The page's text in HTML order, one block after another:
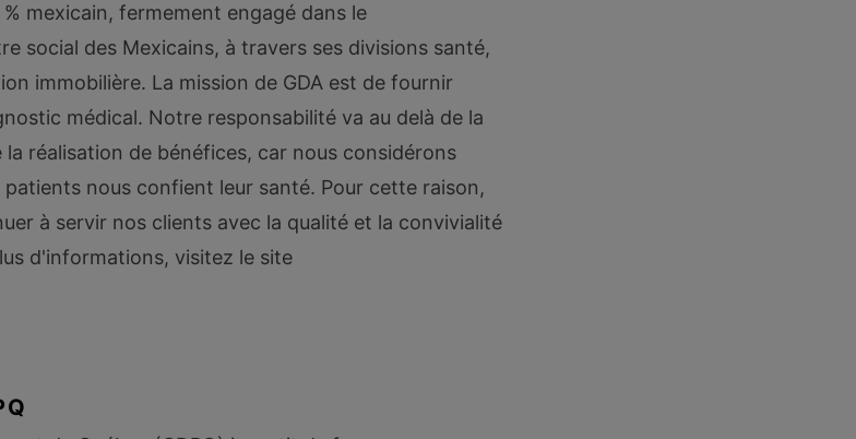
mexicain, fermement engagé dans le
social des Mexicains, à travers ses divisions santé,
immobilière. La mission de GDA est de fournir
médical. Notre responsabilité va au delà de la
réalisation de bénéfices, car nous considérons
nous confient leur santé. Pour cette raison,
à servir nos clients avec la qualité et la convivialité
d'informations, visitez le site